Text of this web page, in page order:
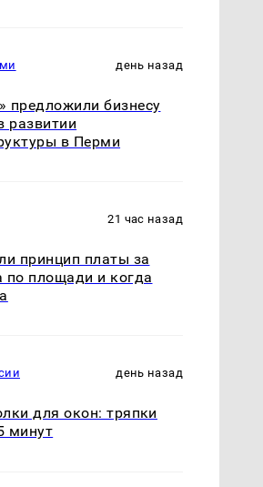
день назад
предложили бизнесу
развитии
в Перми
21 час назад
принцип платы за
по площади и когда
день назад
для окон: тряпки
минут